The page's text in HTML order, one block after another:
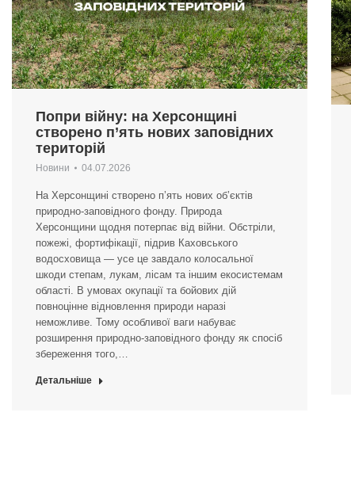
Попри війну: на Херсонщині
створено п’ять нових заповідних
територій
Новини 04.07.2026
На Херсонщині створено п’ять нових об’єктів
природно-заповідного фонду. Природа
Херсонщини щодня потерпає від війни. Обстріли,
пожежі, фортифікації, підрив Каховського
водосховища — усе це завдало колосальної
шкоди степам, лукам, лісам та іншим екосистемам
області. В умовах окупації та бойових дій
повноцінне відновлення природи наразі
неможливе. Тому особливої ваги набуває
розширення природно-заповідного фонду як спосіб
збереження того,…
Детальніше